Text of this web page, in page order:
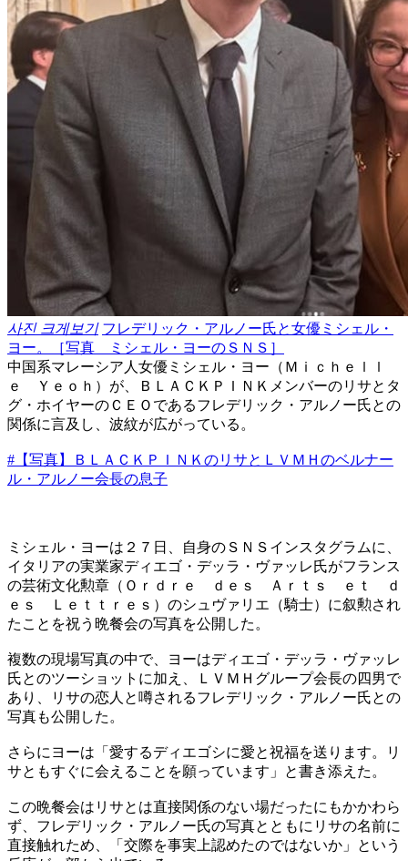
사진 크게보기 フレデリック・アルノー氏と女優ミシェル・
ヨー。［写真 ミシェル・ヨーのＳＮＳ］
中国系マレーシア人女優ミシェル・ヨー（Ｍｉｃｈｅｌｌ
ｅ Ｙｅｏｈ）が、ＢＬＡＣＫＰＩＮＫメンバーのリサとタ
グ・ホイヤーのＣＥＯであるフレデリック・アルノー氏との
関係に言及し、波紋が広がっている。
#【写真】ＢＬＡＣＫＰＩＮＫのリサとＬＶＭＨのベルナー
ル・アルノー会長の息子
ミシェル・ヨーは２７日、自身のＳＮＳインスタグラムに、
イタリアの実業家ディエゴ・デッラ・ヴァッレ氏がフランス
の芸術文化勲章（Ｏｒｄｒｅ ｄｅｓ Ａｒｔｓ ｅｔ ｄ
ｅｓ Ｌｅｔｔｒｅｓ）のシュヴァリエ（騎士）に叙勲され
たことを祝う晩餐会の写真を公開した。
複数の現場写真の中で、ヨーはディエゴ・デッラ・ヴァッレ
氏とのツーショットに加え、ＬＶＭＨグループ会長の四男で
あり、リサの恋人と噂されるフレデリック・アルノー氏との
写真も公開した。
さらにヨーは「愛するディエゴシに愛と祝福を送ります。リ
サともすぐに会えることを願っています」と書き添えた。
この晩餐会はリサとは直接関係のない場だったにもかかわら
ず、フレデリック・アルノー氏の写真とともにリサの名前に
直接触れため、「交際を事実上認めたのではないか」という